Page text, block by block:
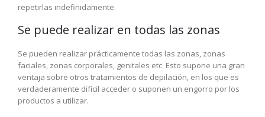
repetirlas indefinidamente.
Se puede realizar en todas las zonas
Se pueden realizar prácticamente todas las zonas, zonas
faciales, zonas corporales, genitales etc. Esto supone una gran
ventaja sobre otros tratamientos de depilación, en los que es
verdaderamente difícil acceder o suponen un engorro por los
productos a utilizar.